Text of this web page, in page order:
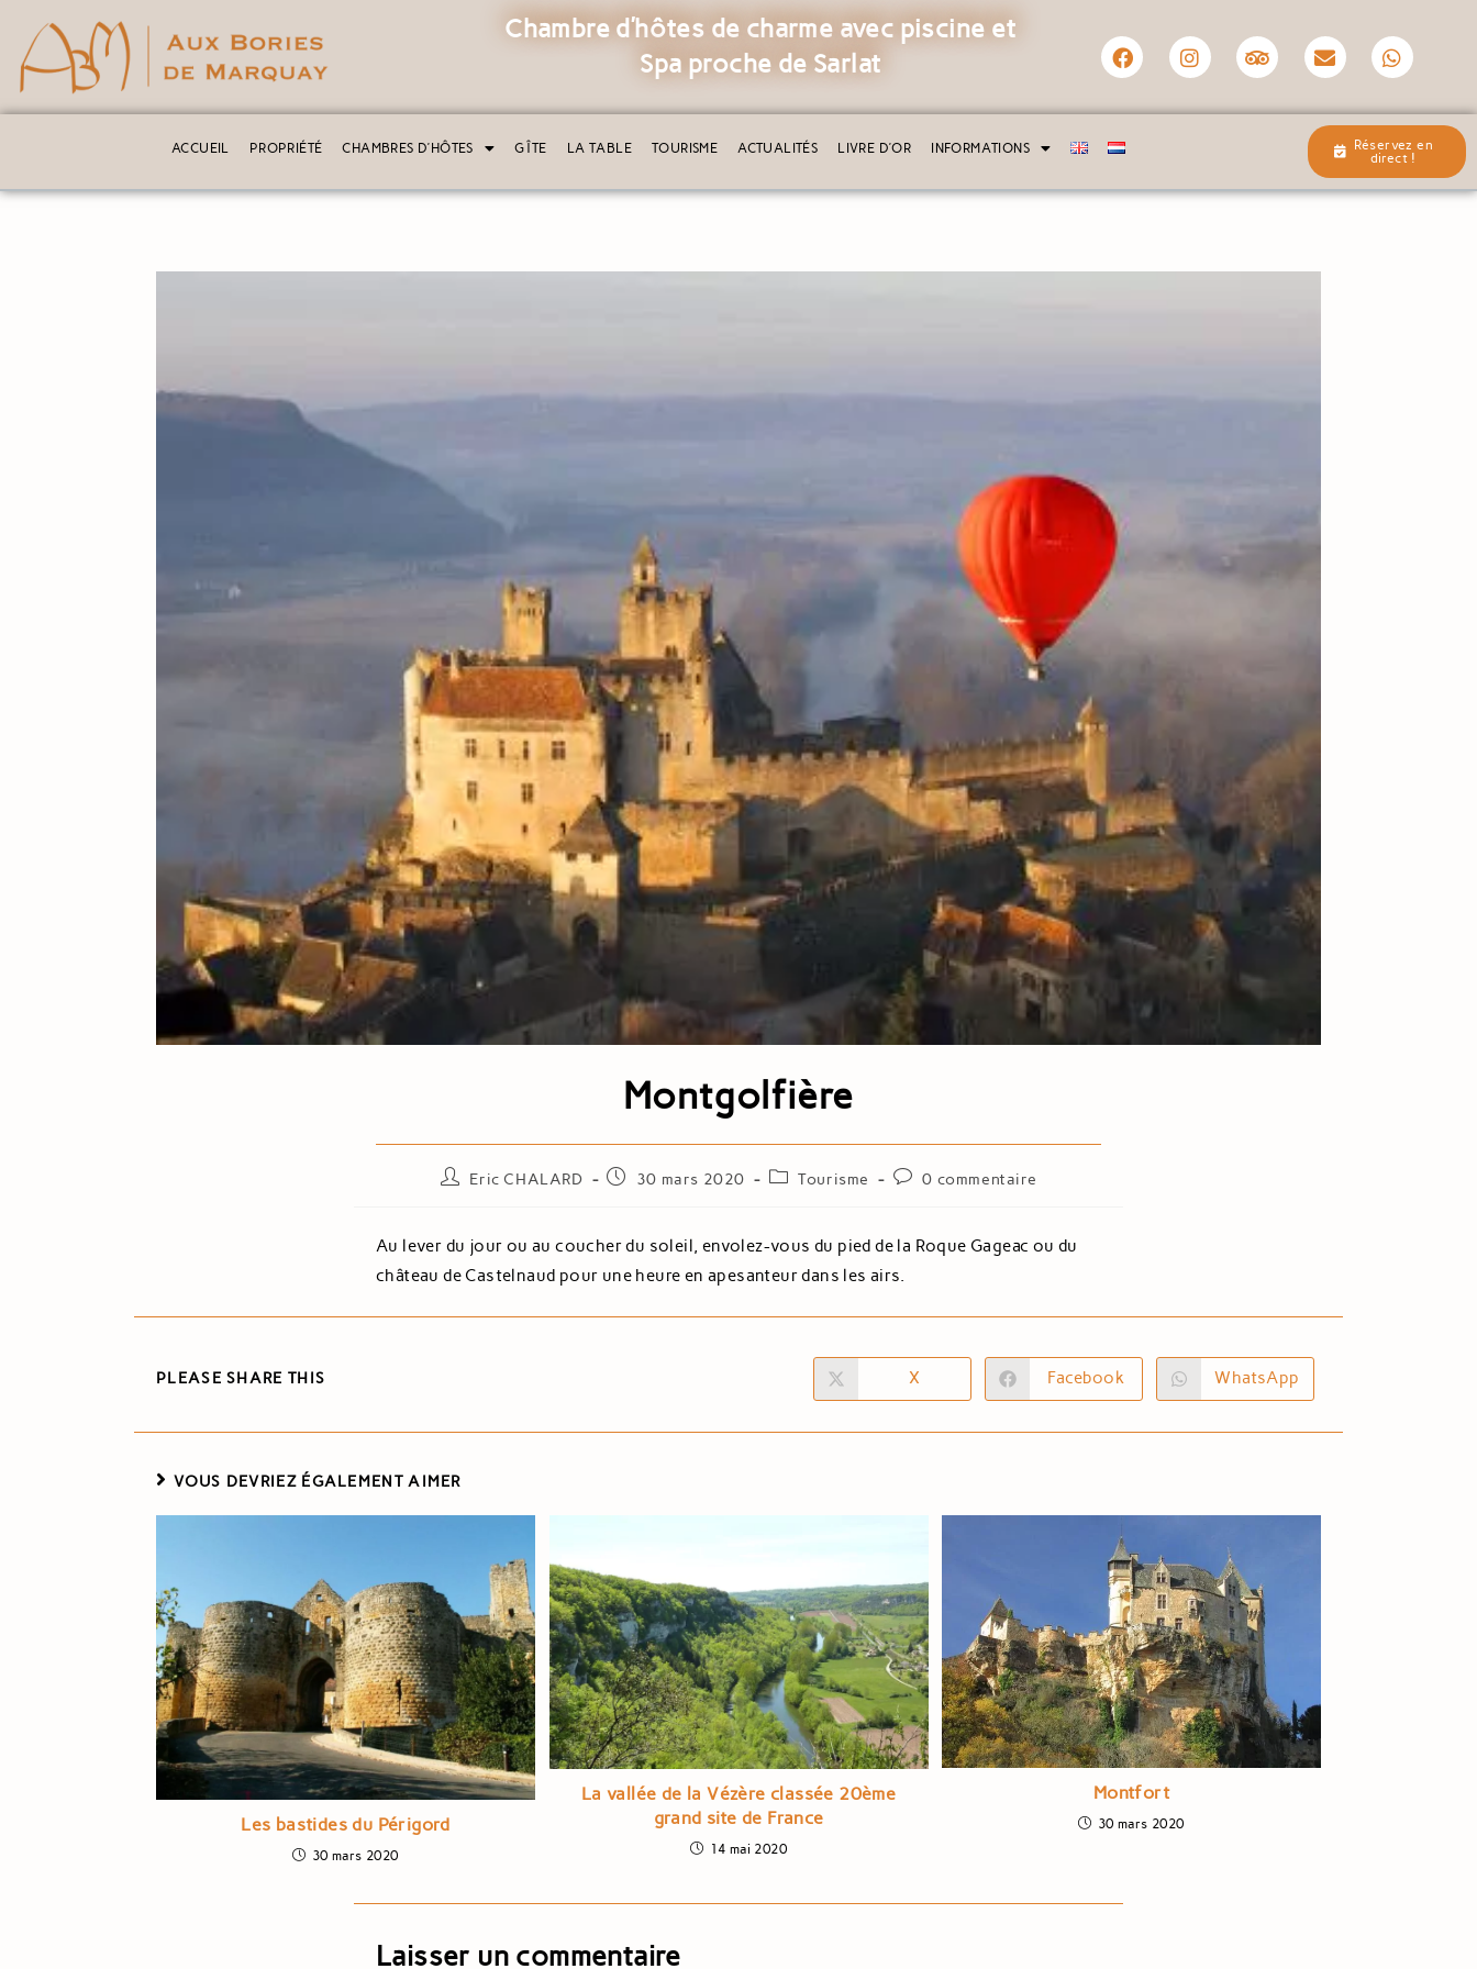
Chambre d’hôtes de charme avec piscine et
Spa proche de Sarlat
ACCUEIL PROPRIÉTÉ CHAMBRES D’HÔTES GÎTE LA TABLE TOURISME ACTUALITÉS LIVRE D’OR INFORMATIONS
Réservez en
direct !
Montgolfière
Eric CHALARD 30 mars 2020 Tourisme 0 commentaire
Au lever du jour ou au coucher du soleil, envolez-vous du pied de la Roque Gageac ou du
château de Castelnaud pour une heure en apesanteur dans les airs.
PLEASE SHARE THIS X Facebook WhatsApp
VOUS DEVRIEZ ÉGALEMENT AIMER
Les bastides du Périgord
30 mars 2020
La vallée de la Vézère classée 20ème
grand site de France
14 mai 2020
Montfort
30 mars 2020
Laisser un commentaire